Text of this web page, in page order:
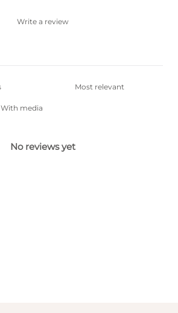
Write a review
With media
No reviews yet